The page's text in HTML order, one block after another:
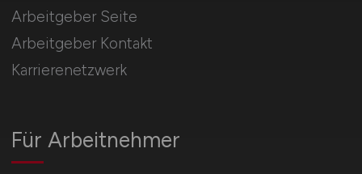
Für Arbeitnehmer
Arbeitgeber Seite
Arbeitgeber Kontakt
Karrierenetzwerk